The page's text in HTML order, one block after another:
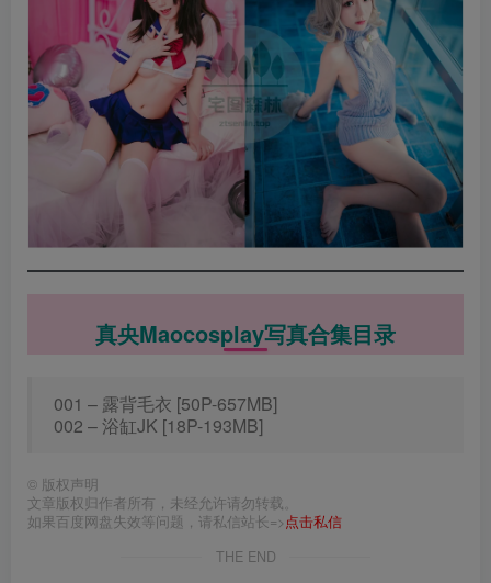
真央Maocosplay写真合集目录
001 – 露背毛衣 [50P-657MB]
002 – 浴缸JK [18P-193MB]
© 版权声明
文章版权归作者所有，未经允许请勿转载。
如果百度网盘失效等问题，请私信站长=>点击私信
THE END